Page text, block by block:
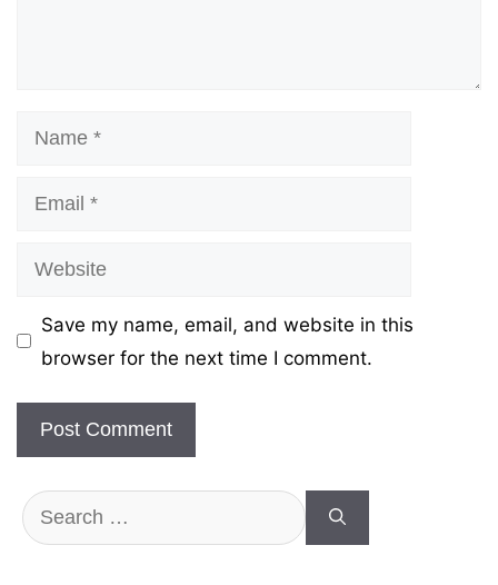
Name
Email
Website
Save my name, email, and website in this
browser for the next time I comment.
Search
for: